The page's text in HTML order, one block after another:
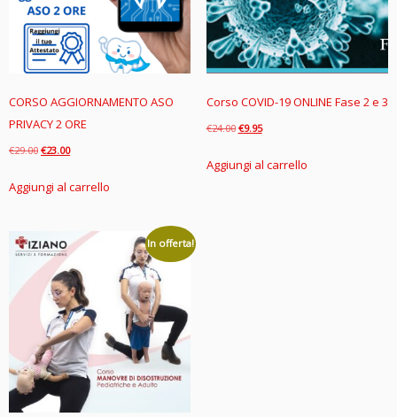
CORSO AGGIORNAMENTO ASO
PRIVACY 2 ORE
€29.00 Il
originale
€23.00Il
attuale
Aggiungi al carrello
Corso COVID-19 ONLINE Fase 2 e 3
€24.00 Il
originale
€9.95Il
attuale
Aggiungi al carrello
In offerta!